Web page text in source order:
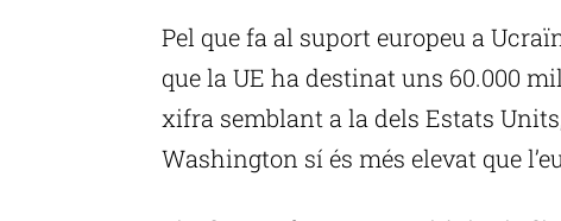
Pel que fa al suport europeu a
que la UE ha destinat uns 60.000
xifra semblant a la dels Estats
Washington sí és més elevat que